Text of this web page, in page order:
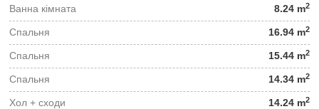
Ванна кімната 8.24 m2
Спальня 16.94 m2
Спальня 15.44 m2
Спальня 14.34 m2
Хол + сходи 14.24 m2